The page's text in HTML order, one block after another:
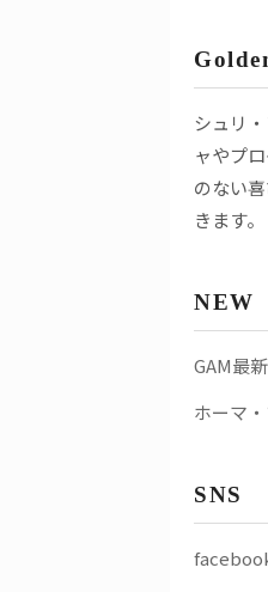
シュリ
ャやプ
のない
きます。
NEW
GAM最
ホーマ
SNS